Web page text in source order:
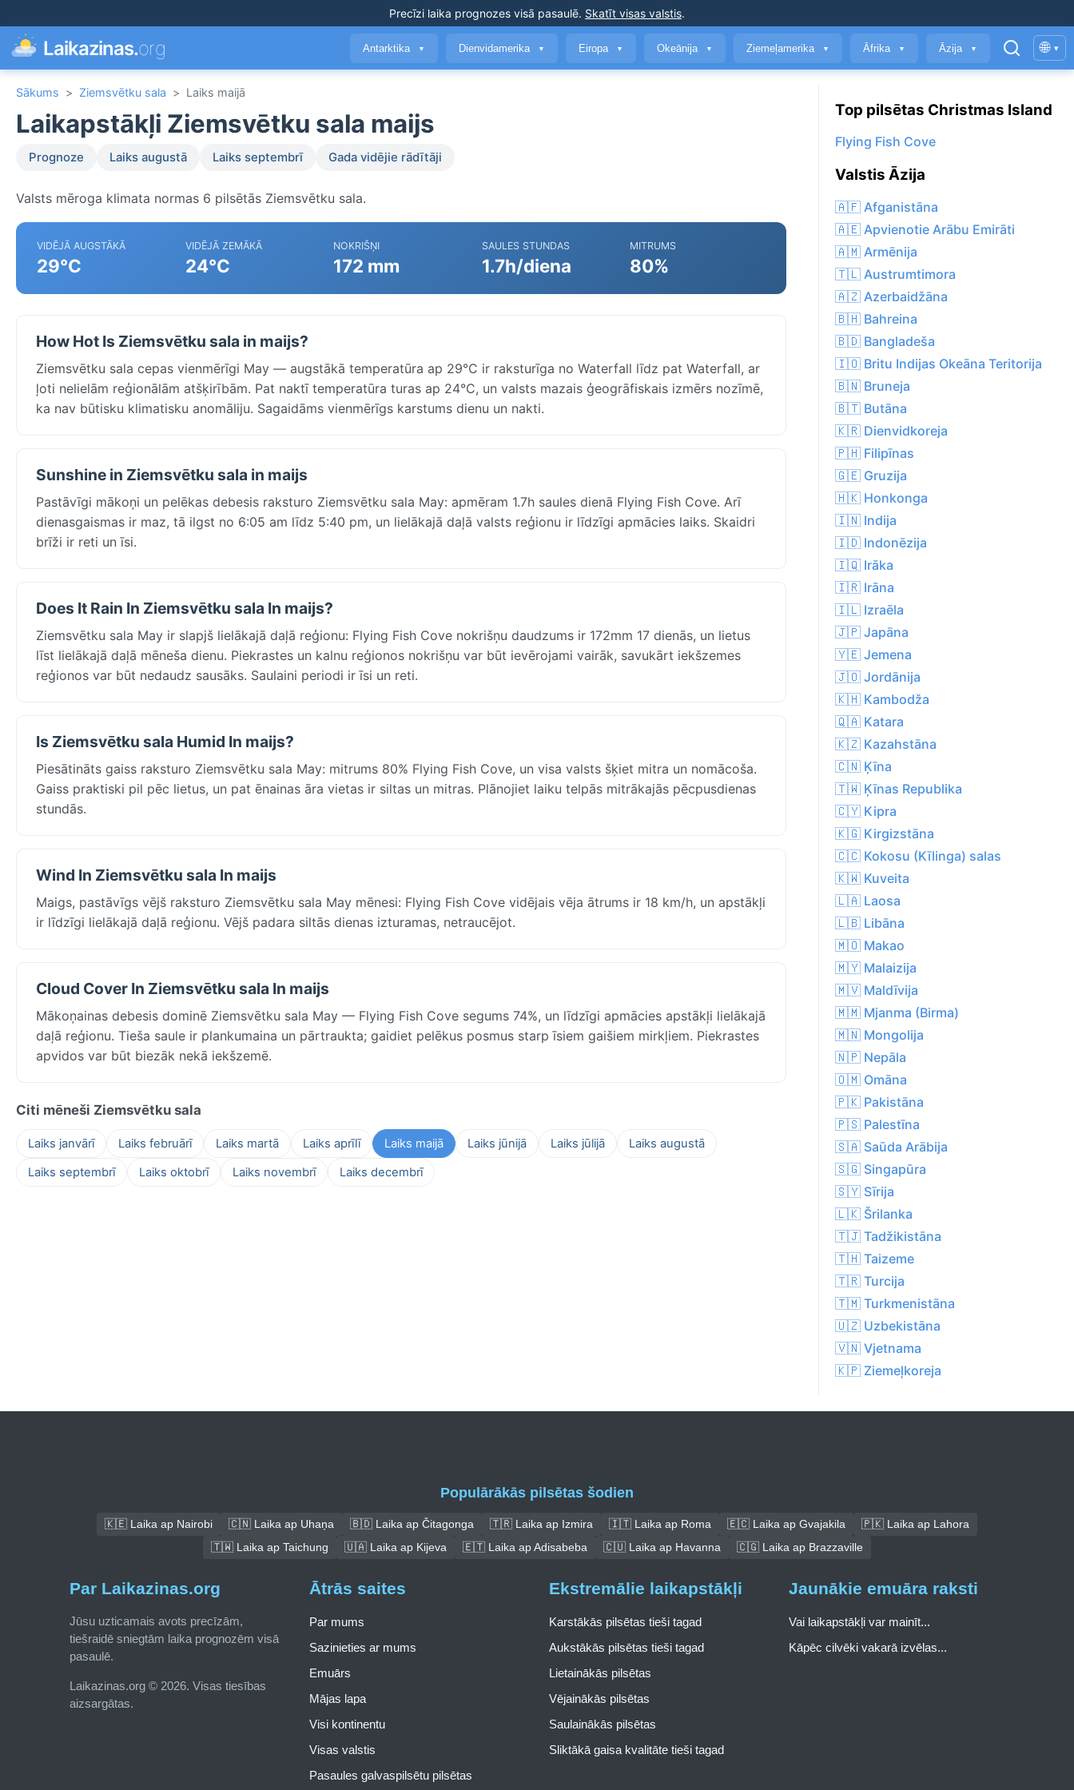
Precīzi laika prognozes visā pasaulē. Skatīt visas valstis.
Laikazinas.org Antarktika ▼ Dienvidamerika ▼ Eiropa ▼ Okeānija ▼ Ziemeļamerika ▼ Āfrika ▼ Āzija ▼ 🌐 ▾
Sākums > Ziemsvētku sala > Laiks maijā
Laikapstākļi Ziemsvētku sala maijs
Prognoze Laiks augustā Laiks septembrī Gada vidējie rādītāji
Valsts mēroga klimata normas 6 pilsētās Ziemsvētku sala.
VIDĒJĀ AUGSTĀKĀ
29°C
VIDĒJĀ ZEMĀKĀ
24°C
NOKRIŠŅI
172 mm
SAULES STUNDAS
1.7h/diena
MITRUMS
80%
How Hot Is Ziemsvētku sala in maijs?
Ziemsvētku sala cepas vienmērīgi May — augstākā temperatūra ap 29°C ir raksturīga no Waterfall līdz pat Waterfall, ar
ļoti nelielām reģionālām atšķirībām. Pat naktī temperatūra turas ap 24°C, un valsts mazais ģeogrāfiskais izmērs nozīmē,
ka nav būtisku klimatisku anomāliju. Sagaidāms vienmērīgs karstums dienu un nakti.
Sunshine in Ziemsvētku sala in maijs
Pastāvīgi mākoņi un pelēkas debesis raksturo Ziemsvētku sala May: apmēram 1.7h saules dienā Flying Fish Cove. Arī
dienasgaismas ir maz, tā ilgst no 6:05 am līdz 5:40 pm, un lielākajā daļā valsts reģionu ir līdzīgi apmācies laiks. Skaidri
brīži ir reti un īsi.
Does It Rain In Ziemsvētku sala In maijs?
Ziemsvētku sala May ir slapjš lielākajā daļā reģionu: Flying Fish Cove nokrišņu daudzums ir 172mm 17 dienās, un lietus
līst lielākajā daļā mēneša dienu. Piekrastes un kalnu reģionos nokrišņu var būt ievērojami vairāk, savukārt iekšzemes
reģionos var būt nedaudz sausāks. Saulaini periodi ir īsi un reti.
Is Ziemsvētku sala Humid In maijs?
Piesātināts gaiss raksturo Ziemsvētku sala May: mitrums 80% Flying Fish Cove, un visa valsts šķiet mitra un nomācoša.
Gaiss praktiski pil pēc lietus, un pat ēnainas āra vietas ir siltas un mitras. Plānojiet laiku telpās mitrākajās pēcpusdienas
stundās.
Wind In Ziemsvētku sala In maijs
Maigs, pastāvīgs vējš raksturo Ziemsvētku sala May mēnesi: Flying Fish Cove vidējais vēja ātrums ir 18 km/h, un apstākļi
ir līdzīgi lielākajā daļā reģionu. Vējš padara siltās dienas izturamas, netraucējot.
Cloud Cover In Ziemsvētku sala In maijs
Mākoņainas debesis dominē Ziemsvētku sala May — Flying Fish Cove segums 74%, un līdzīgi apmācies apstākļi lielākajā
daļā reģionu. Tieša saule ir plankumaina un pārtraukta; gaidiet pelēkus posmus starp īsiem gaišiem mirkļiem. Piekrastes
apvidos var būt biezāk nekā iekšzemē.
Citi mēneši Ziemsvētku sala
Laiks janvārī Laiks februārī Laiks martā Laiks aprīlī Laiks maijā Laiks jūnijā Laiks jūlijā
Laiks augustā
Laiks septembrī
Laiks oktobrī Laiks novembrī Laiks decembrī
Top pilsētas Christmas Island
Flying Fish Cove
Valstis Āzija
🇦🇫 Afganistāna
🇦🇪 Apvienotie Arābu Emirāti
🇦🇲 Armēnija
🇹🇱 Austrumtimora
🇦🇿 Azerbaidžāna
🇧🇭 Bahreina
🇧🇩 Bangladeša
🇮🇴 Britu Indijas Okeāna Teritorija
🇧🇳 Bruneja
🇧🇹 Butāna
🇰🇷 Dienvidkoreja
🇵🇭 Filipīnas
🇬🇪 Gruzija
🇭🇰 Honkonga
🇮🇳 Indija
🇮🇩 Indonēzija
🇮🇶 Irāka
🇮🇷 Irāna
🇮🇱 Izraēla
🇯🇵 Japāna
🇾🇪 Jemena
🇯🇴 Jordānija
🇰🇭 Kambodža
🇶🇦 Katara
🇰🇿 Kazahstāna
🇨🇳 Ķīna
🇹🇼 Ķīnas Republika
🇨🇾 Kipra
🇰🇬 Kirgizstāna
🇨🇨 Kokosu (Kīlinga) salas
🇰🇼 Kuveita
🇱🇦 Laosa
🇱🇧 Libāna
🇲🇴 Makao
🇲🇾 Malaizija
🇲🇻 Maldīvija
🇲🇲 Mjanma (Birma)
🇲🇳 Mongolija
🇳🇵 Nepāla
🇴🇲 Omāna
🇵🇰 Pakistāna
🇵🇸 Palestīna
🇸🇦 Saūda Arābija
🇸🇬 Singapūra
🇸🇾 Sīrija
🇱🇰 Šrilanka
🇹🇯 Tadžikistāna
🇹🇭 Taizeme
🇹🇷 Turcija
🇹🇲 Turkmenistāna
🇺🇿 Uzbekistāna
🇻🇳 Vjetnama
🇰🇵 Ziemeļkoreja
Populārākās pilsētas šodien
🇰🇪 Laika ap Nairobi 🇨🇳 Laika ap Uhaņa 🇧🇩 Laika ap Čitagonga 🇹🇷 Laika ap Izmira 🇮🇹 Laika ap Roma 🇪🇨 Laika ap Gvajakila
🇵🇰 Laika ap Lahora
🇹🇼 Laika ap Taichung
🇺🇦 Laika ap Kijeva 🇪🇹 Laika ap Adisabeba 🇨🇺 Laika ap Havanna 🇨🇬 Laika ap Brazzaville
Par Laikazinas.org
Jūsu uzticamais avots precīzām,
tiešraidē sniegtām laika prognozēm visā
pasaulē.
Laikazinas.org © 2026. Visas tiesības
aizsargātas.
Ātrās saites
Par mums
Sazinieties ar mums
Emuārs
Mājas lapa
Visi kontinentu
Visas valstis
Pasaules galvaspilsētu pilsētas
Ekstremālie laikapstākļi
Karstākās pilsētas tieši tagad
Aukstākās pilsētas tieši tagad
Lietainākās pilsētas
Vējainākās pilsētas
Saulainākās pilsētas
Sliktākā gaisa kvalitāte tieši tagad
Jaunākie emuāra raksti
Vai laikapstākļi var mainīt...
Kāpēc cilvēki vakarā izvēlas...